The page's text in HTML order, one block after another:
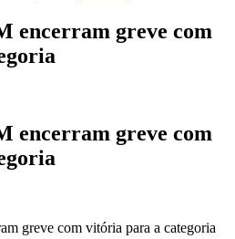
encerram greve com
encerram greve com